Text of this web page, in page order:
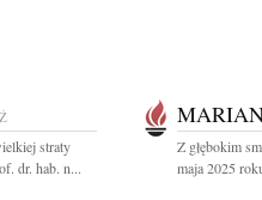
straty
dr. hab. n...
Z głębokim
maja 2025